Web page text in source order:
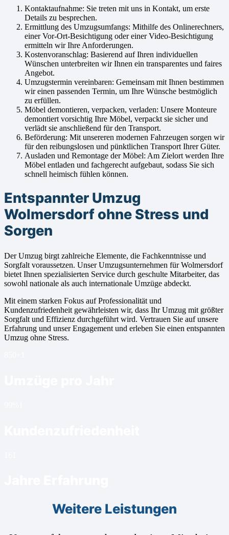
Kontaktaufnahme: Sie treten mit uns in Kontakt, um erste
Details zu besprechen.
Ermittlung des Umzugsumfangs: Mithilfe des Onlinerechners,
einer Vor-Ort-Besichtigung oder einer Video-Besichtigung
ermitteln wir Ihre Anforderungen.
Kostenvoranschlag: Basierend auf Ihren individuellen
Wünschen unterbreiten wir Ihnen ein transparentes und faires
Angebot.
Umzugstermin vereinbaren: Gemeinsam mit Ihnen bestimmen
wir einen passenden Termin, um Ihre Wünsche bestmöglich
zu erfüllen.
Möbel demontieren, verpacken, verladen: Unsere Monteure
demontiert vorsichtig Ihre Möbel, verpackt sie sicher und
verlädt sie anschließend für den Transport.
Beförderung: Mit unsereren modernen Fahrzeugen sorgen wir
für den reibungslosen und pünktlichen Transport Ihrer Güter.
Ausladen und Remontage der Möbel: Am Zielort werden Ihre
Möbel entladen und fachgerecht aufgebaut, sodass Sie sich
schnell heimisch fühlen können.
Entspannter Umzug
Wolmersdorf ohne Stress und
Sorgen
Der Umzug birgt zahlreiche Elemente, die Fachkenntnisse und
Sorgfalt voraussetzen. Unser Umzugsunternehmen für Wolmersdorf
bietet Ihnen spezialisierten Service durch geschulte Mitarbeiter, das
sowohl nationale als auch internationale Umzüge abdeckt.
Mit einem starken Fokus auf Professionalität und
Kundenzufriedenheit gewährleisten wir, dass Ihr Umzug mit größter
Sorgfalt und Effizienz durchgeführt wird. Vertrauen Sie auf unsere
Erfahrung und unser Engagement und erleben Sie einen entspannten
Umzug ohne Stress.
Weitere Leistungen